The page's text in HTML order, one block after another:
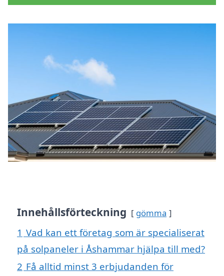
Innehållsförteckning gömma
1 Vad kan ett företag som är specialiserat
på solpaneler i Åshammar hjälpa till med?
2 Få alltid minst 3 erbjudanden för